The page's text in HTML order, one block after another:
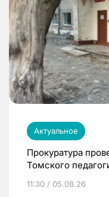
Актуальное
Прокуратура
Томского
11:30 / 05.08.26